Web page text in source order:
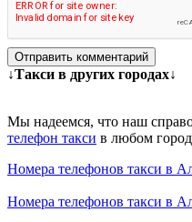
Отправить комментарий
↓Такси в других городах↓
Мы надеемся, что наш
телефон такси в любом
Номера телефонов такси в
Номера телефонов такси в